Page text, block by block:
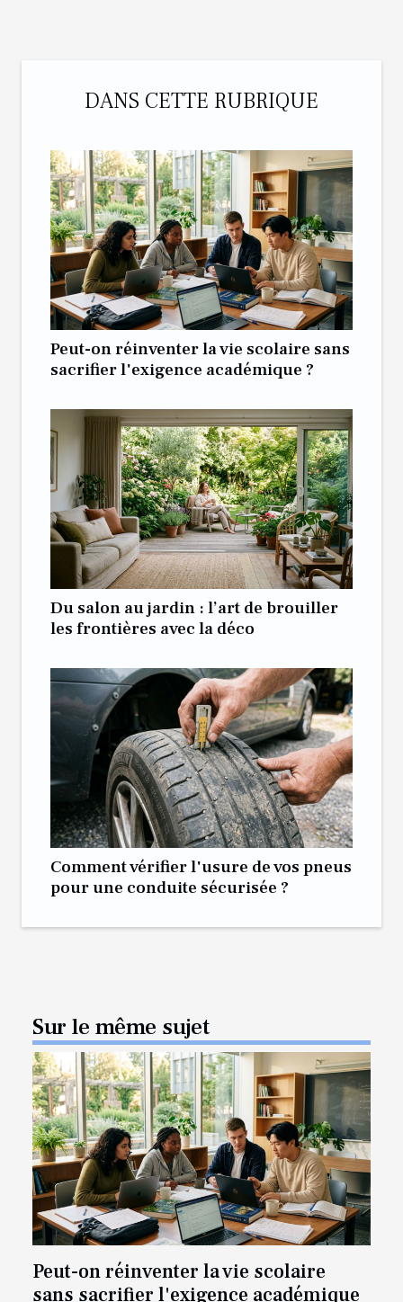
DANS CETTE RUBRIQUE
Peut-on réinventer la vie scolaire sans
sacrifier l'exigence académique ?
Du salon au jardin : l’art de brouiller
les frontières avec la déco
Comment vérifier l'usure de vos pneus
pour une conduite sécurisée ?
Sur le même sujet
Peut-on réinventer la vie scolaire
sans sacrifier l'exigence académique